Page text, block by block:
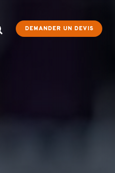
DEMANDER UN DEVIS